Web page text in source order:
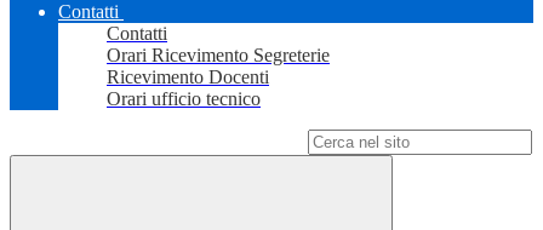
Contatti
Contatti
Orari Ricevimento Segreterie
Ricevimento Docenti
Orari ufficio tecnico